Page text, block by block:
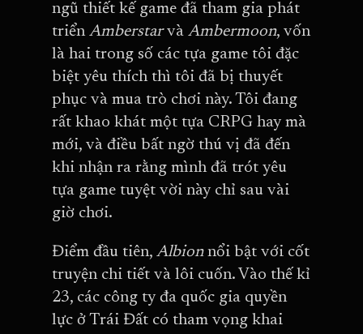
ngũ thiết kế game đã tham gia phát
triển Amberstarvà Ambermoon, vốn
là hai trong số các tựa game tôi đặc
biệt yêu thích thì tôi đã bị thuyết
phục và mua trò chơi này. Tôi đang
rất khao khát một tựa CRPG hay mà
mới, và điều bất ngờ thú vị đã đến
khi nhận ra rằng mình đã trót yêu
tựa game tuyệt vời này chỉ sau vài
giờ chơi.
Điểm đầu tiên, Albion nổi bật với cốt
truyện chi tiết và lôi cuốn. Vào thế kỉ
23, các công ty đa quốc gia quyền
lực ở Trái Đất có tham vọng khai